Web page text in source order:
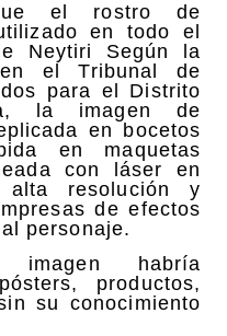
el rostro de
en todo el
Neytiri Según la
en el Tribunal de
para el Distrito
la imagen de
en bocetos
en maquetas
con láser en
alta resolución y
de efectos
personaje.
imagen habría
productos,
su conocimiento